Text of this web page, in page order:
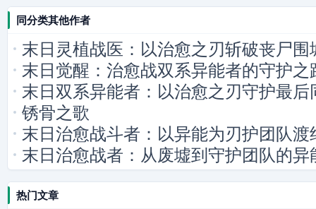
同分类其他作者
末日灵植战医：以治愈之刃斩破丧尸围
末日觉醒：治愈战双系异能者的守护之
末日双系异能者：以治愈之刃守护最后
锈骨之歌
末日治愈战斗者：以异能为刃护团队渡
末日治愈战者：从废墟到守护团队的异
热门文章